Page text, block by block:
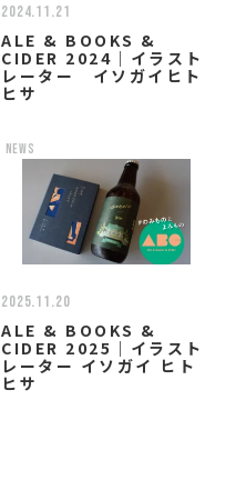
2024.11.21
ALE & BOOKS &
CIDER 2024｜イラスト
レーター イソガイヒト
ヒサ
news
2025.11.20
ALE & BOOKS &
CIDER 2025｜イラスト
レーター イソガイ ヒト
ヒサ